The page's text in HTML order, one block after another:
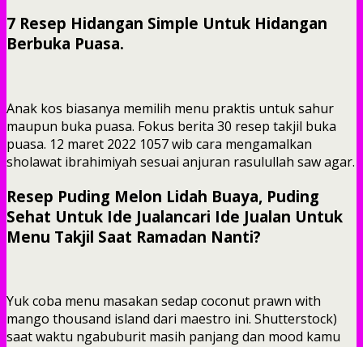
7 Resep Hidangan Simple Untuk Hidangan
Berbuka Puasa.
Anak kos biasanya memilih menu praktis untuk sahur
maupun buka puasa. Fokus berita 30 resep takjil buka
puasa. 12 maret 2022 1057 wib cara mengamalkan
sholawat ibrahimiyah sesuai anjuran rasulullah saw agar.
Resep Puding Melon Lidah Buaya, Puding
Sehat Untuk Ide Jualancari Ide Jualan Untuk
Menu Takjil Saat Ramadan Nanti?
Yuk coba menu masakan sedap coconut prawn with
mango thousand island dari maestro ini. Shutterstock)
saat waktu ngabuburit masih panjang dan mood kamu